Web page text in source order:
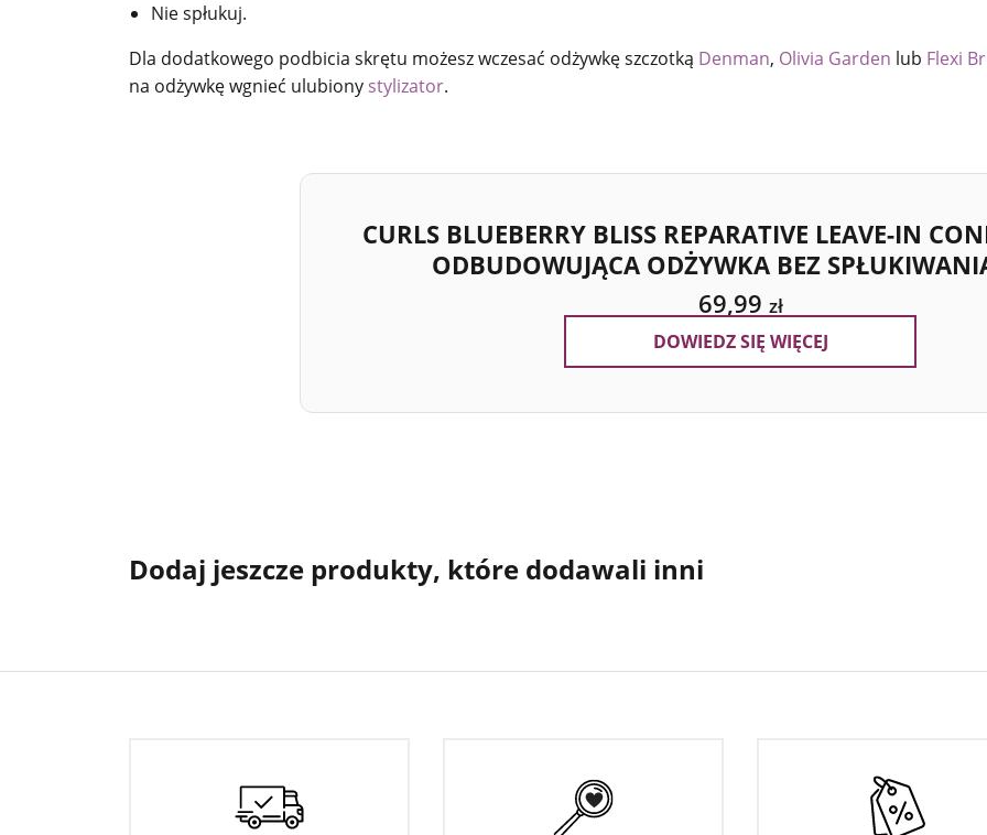
Nie spłukuj.
Dla dodatkowego podbicia skrętu możesz wczesać odżywkę szczotką Denman, Olivia Garden lub Flexi
na odżywkę wgnieć ulubiony stylizator.
CURLS BLUEBERRY BLISS REPARATIVE LEAVE-IN
ODBUDOWUJĄCA ODŻYWKA BEZ
69,99 zł
DOWIEDZ SIĘ WIĘCEJ
Dodaj jeszcze produkty, które dodawali inni